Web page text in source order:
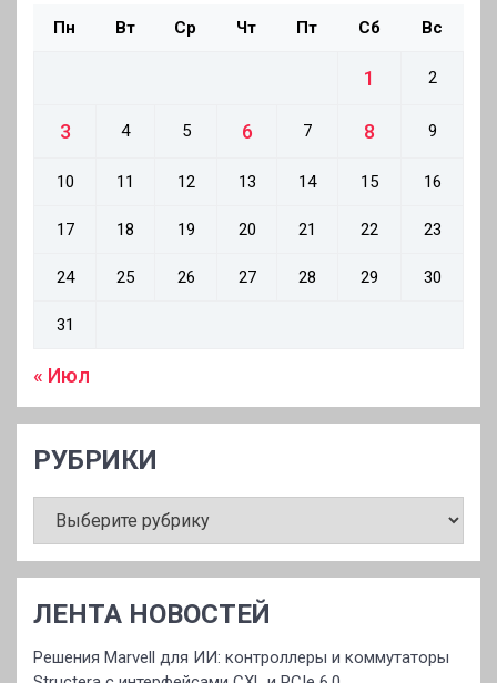
Пн Вт Ср Чт Пт Сб Вс
1 2
3 4 5 6 7 8 9
10 11 12 13 14 15 16
17 18 19 20 21 22 23
24 25 26 27 28 29 30
31
« Июл
РУБРИКИ
ЛЕНТА НОВОСТЕЙ
Решения Marvell для ИИ: контроллеры и коммутаторы